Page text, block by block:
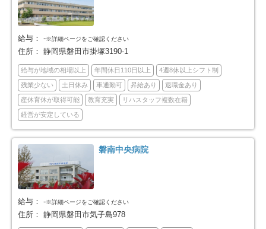
賀茂郡河津町 2
田方郡函南町 7
駿東郡長泉町 5 駿東郡小山町 1
榛原郡吉田町 2
浜松市中央区 浜松市浜名区
給与： -※詳細ページをご確認ください
住所： 静岡県磐田市掛塚3190-1
給与が地域の相場以上 年間休日110日以上 4週8休以上シフト制
残業少ない 土日休み 車通勤可 昇給あり 退職金あり
産休育休が取得可能 教育充実 リハスタッフ複数在籍
経営が安定している
磐南中央病院
給与： -※詳細ページをご確認ください
住所： 静岡県磐田市気子島978